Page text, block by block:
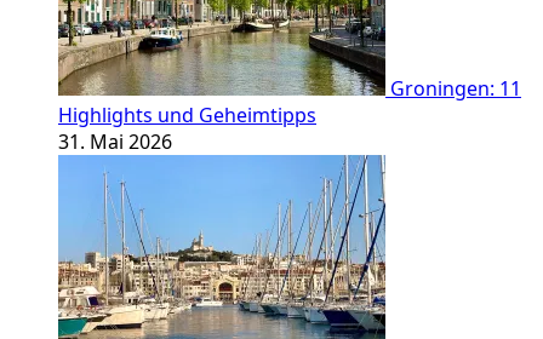
Groningen: 11
Highlights und Geheimtipps
31. Mai 2026